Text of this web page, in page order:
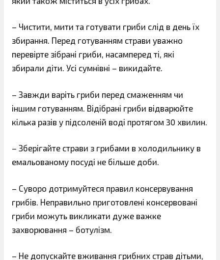
– Чистити, мити та готувати гриби слід в день їх
збирання. Перед готуванням страви уважно
перевірте зібрані гриби, насамперед ті, які
збирали діти. Усі сумнівні – викидайте.
– Завжди варіть гриби перед смаженням чи
іншим готуванням. Відібрані гриби відварюйте
кілька разів у підсоленій воді протягом 30 хвилин.
– Зберігайте страви з грибами в холодильнику в
емальованому посуді не більше доби.
– Суворо дотримуйтеся правил консервування
грибів. Неправильно приготовлені консервовані
гриби можуть викликати дуже важке
захворювання – ботулізм.
– Не допускайте вживання грибних страв дітьми,